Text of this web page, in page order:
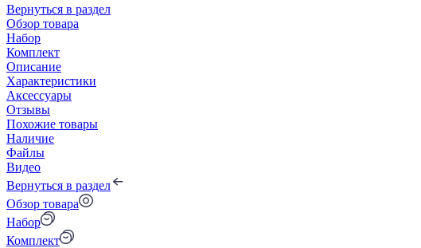
Вернуться в раздел
Обзор товара
Набор
Комплект
Описание
Характеристики
Аксессуары
Отзывы
Похожие товары
Наличие
Файлы
Видео
Вернуться в раздел
Обзор товара
Набор
Комплект